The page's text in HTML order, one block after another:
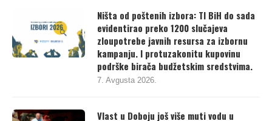
Ništa od poštenih izbora: TI BiH do sada
evidentirao preko 1200 slučajeva
zloupotrebe javnih resursa za izbornu
kampanju. I protuzakonitu kupovinu
podrške birača budžetskim sredstvima.